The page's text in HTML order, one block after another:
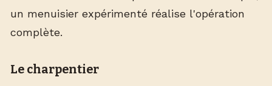
un menuisier expérimenté réalise l'opération
complète.
Le charpentier